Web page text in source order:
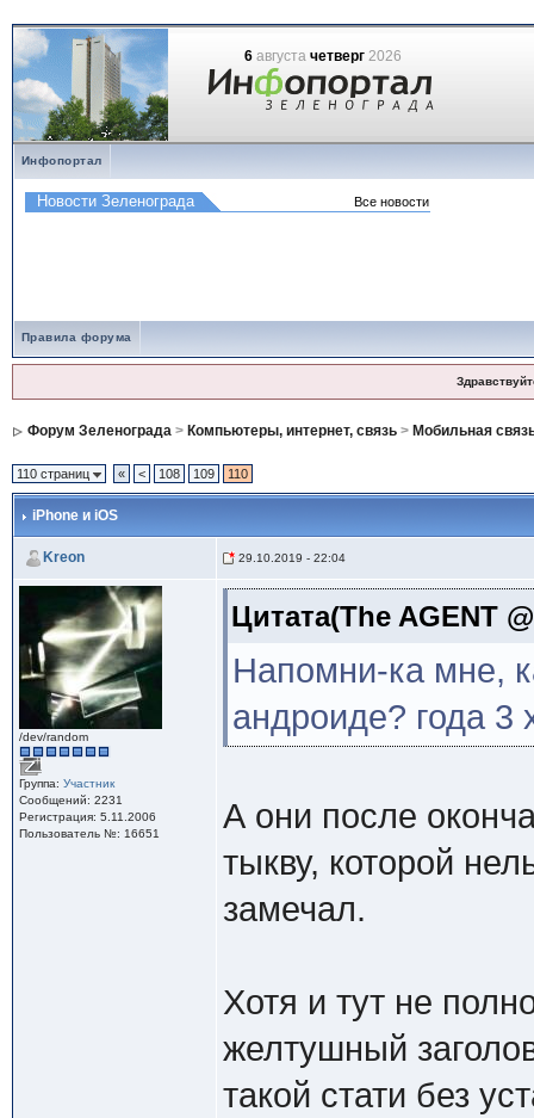
6августа четверг2026
Инфопортал
Правила форума
Форум Зеленограда> Компьютеры, интернет, связь> Мобильная
110 страниц « < 108 109 110
iPhone и iOS
Kreon 29.10.2019 - 22:04
/dev/random
Группа: Участник
Сообщений: 2231
Регистрация: 5.11.2006
Пользователь №: 16651
Цитата(The AGENT
Напомни-ка мне,
андроиде? года 3
А они после
тыкву, которой
замечал.
Хотя и тут не
желтушный
такой стати без